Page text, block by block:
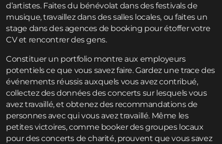
d’artistes. Faites du bénévolat dans des festivals de
musique, travaillez dans des salles locales, ou faites un
stage dans des agences de booking pour étoffer votre
CV et rencontrer des gens.
Constituer un portfolio montre aux employeurs
potentiels ce que vous savez faire. Gardez une trace des
événements réussis auxquels vous avez contribué,
collectez des données des concerts sur lesquels vous
avez travaillé, et obtenez des recommandations de
personnes avec qui vous avez travaillé. Même les
petites victoires, comme booker des groupes locaux
pour des concerts de charité, prouvent que vous savez